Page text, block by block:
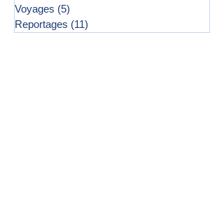
Voyages (5)
Reportages (11)